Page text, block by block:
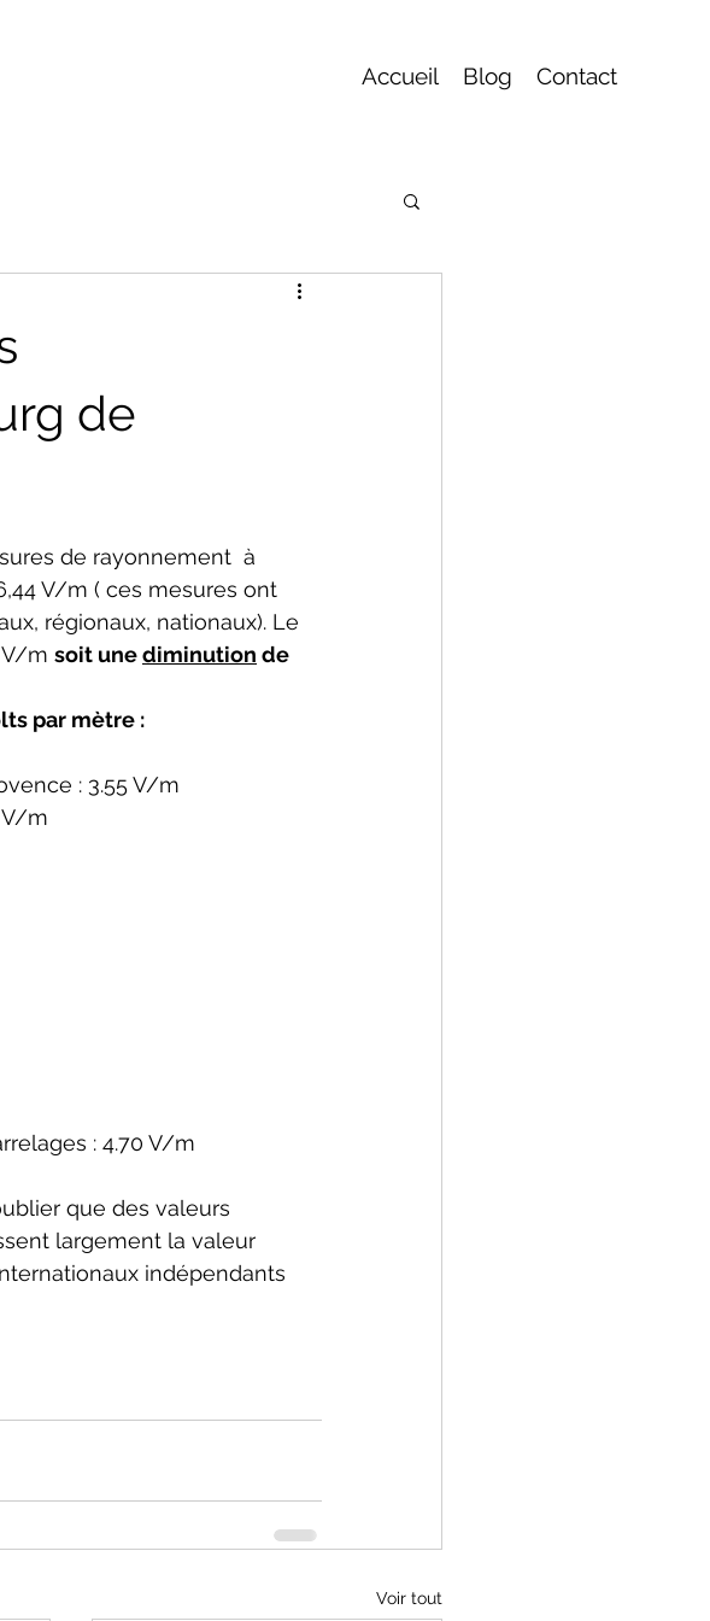
Accueil Blog Contact
de
de rayonnement  à
V/m ( ces mesures ont
régionaux, nationaux). Le
V/m soit une diminution de
par mètre :
: 3.55 V/m
V/m
: 4.70 V/m
que des valeurs
largement la valeur
indépendants
Voir tout